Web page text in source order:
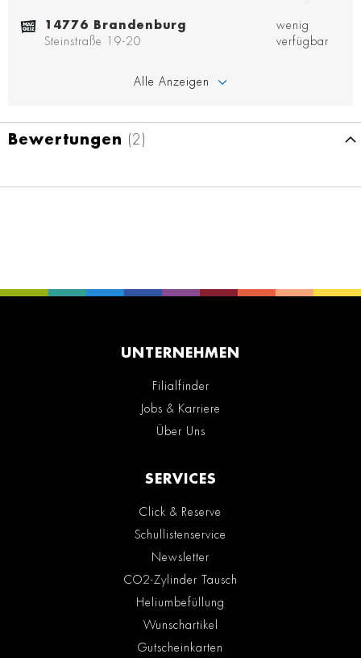
14776 Brandenburg
Steinstraße 19-20
wenig
verfügbar
Alle Anzeigen
Bewertungen 2
UNTERNEHMEN
Filialfinder
Jobs & Karriere
Über Uns
SERVICES
Click & Reserve
Schullistenservice
Newsletter
CO2-Zylinder Tausch
Heliumbefüllung
Wunschartikel
Gutscheinkarten